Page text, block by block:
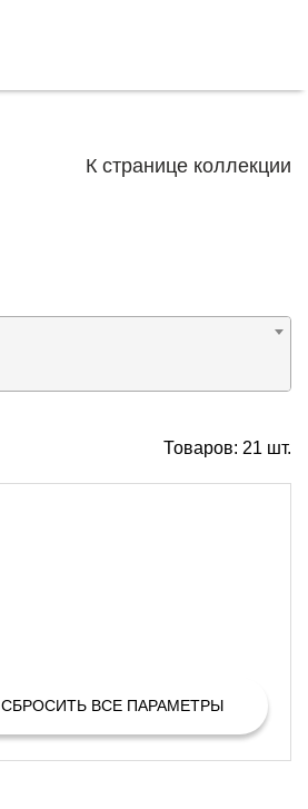
К странице коллекции
Товаров: 21 шт.
СБРОСИТЬ ВСЕ ПАРАМЕТРЫ